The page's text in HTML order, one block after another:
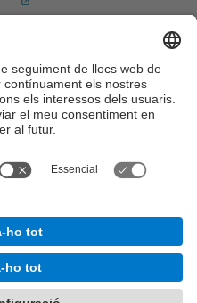
UPCshop, marxandatge
Sala de premsa
Seguretat i salut
- BarcelonaTech